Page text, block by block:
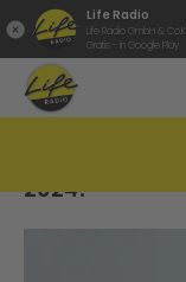
Life Radio
Life Radio GmbH &
Gratis - in Google Play
2024!